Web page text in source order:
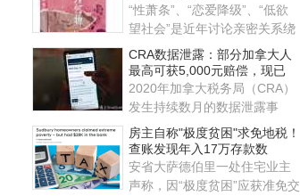
“性萧条”、“恋爱降级”、“低欲
望社会”是近年讨论亲密关系绕
不开的词汇。暗含其中
CRA数据泄露：部分加拿大人
最高可获5,000元赔偿，现已
2020年加拿大税务局（CRA）
发生持续数月的数据泄露事
件，导致数千名加拿大人的私
人信
房主自称"极度贫困"求免地税！
查账发现年入17万存款数
安省大萨德伯里一处住宅业主
声称，因“极度贫困”应获准免交